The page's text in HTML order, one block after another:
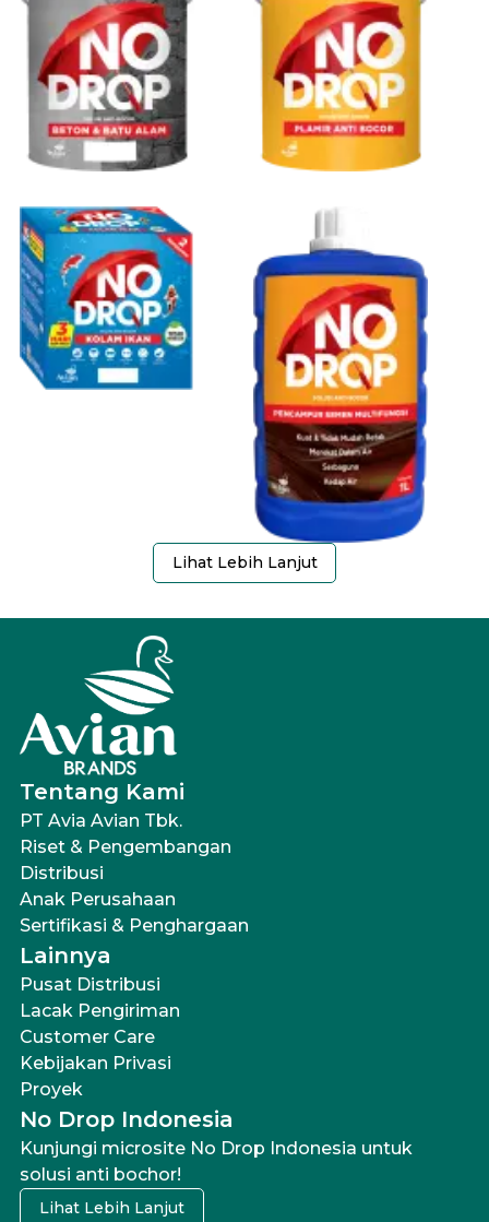
Lihat Lebih Lanjut
Tentang Kami
PT Avia Avian Tbk.
Riset & Pengembangan
Distribusi
Anak Perusahaan
Sertifikasi & Penghargaan
Lainnya
Pusat Distribusi
Lacak Pengiriman
Customer Care
Kebijakan Privasi
Proyek
No Drop Indonesia
Kunjungi microsite No Drop Indonesia untuk
solusi anti bochor!
Lihat Lebih Lanjut